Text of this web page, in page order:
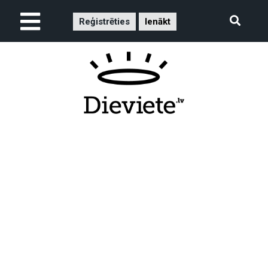
Reģistrēties Ienākt